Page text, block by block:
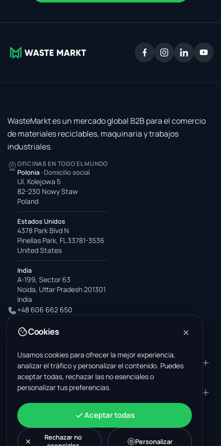
WasteMarkt es un mercado global B2B para el comercio
de materiales reciclables, maquinaria y trabajos
industriales.
OFICINAS EN TODO EL MUNDO
Polonia · Domicilio social
Ul. Kolejowa 5
82-230 Nowy Staw
Poland
Estados Unidos
4378 Park Blvd N
Pinellas Park, FL 33781-3536
United States
India
A-199, Sector 63
Noida, Uttar Pradesh 201301
India
+48 606 662 650
office@wastemarkt.com
PRODUCTO
Mercado
Materiales — venta
Materiales — compra
Empleos (EE. UU.)
Maquinaria
RESOURCES
Supplier Academy
Mercado de chatarrería en
EMPRESA
About Us
Soporte
Términos y condiciones
Política de privacidad
Política de cookies
CUENTA
Iniciar sesión
Crear una cuenta
Cookies
Usamos cookies para ofrecer la mejor experiencia,
analizar el tráfico y personalizar el contenido. Puedes
aceptar todas, rechazar las no esenciales o
personalizar tus preferencias.
Aceptar todas
Rechazar no
Personalizar